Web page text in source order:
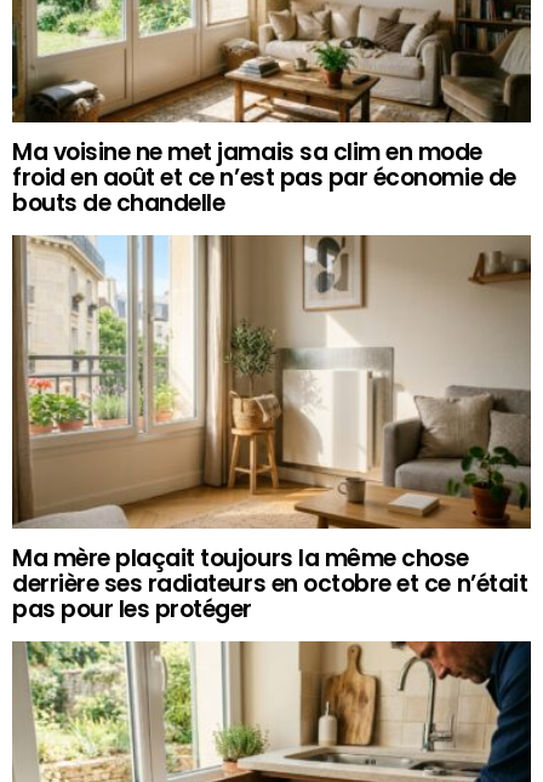
Ma voisine ne met jamais sa clim en mode
froid en août et ce n’est pas par économie de
bouts de chandelle
Ma mère plaçait toujours la même chose
derrière ses radiateurs en octobre et ce n’était
pas pour les protéger